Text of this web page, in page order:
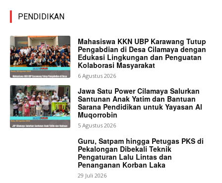
PENDIDIKAN
Mahasiswa KKN UBP Karawang Tutup
Pengabdian di Desa Cilamaya dengan
Edukasi Lingkungan dan Penguatan
Kolaborasi Masyarakat
6 Agustus 2026
Jawa Satu Power Cilamaya Salurkan
Santunan Anak Yatim dan Bantuan
Sarana Pendidikan untuk Yayasan Al
Muqorrobin
5 Agustus 2026
Guru, Satpam hingga Petugas PKS di
Pekalongan Dibekali Teknik
Pengaturan Lalu Lintas dan
Penanganan Korban Laka
29 Juli 2026